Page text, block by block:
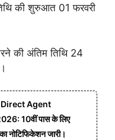
की शुरुआत 01 फरवरी
की अंतिम तिथि 24
Agent
10वीं पास के लिए
नोटिफिकेशन जारी।